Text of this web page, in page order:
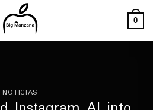
0
NOTICIAS